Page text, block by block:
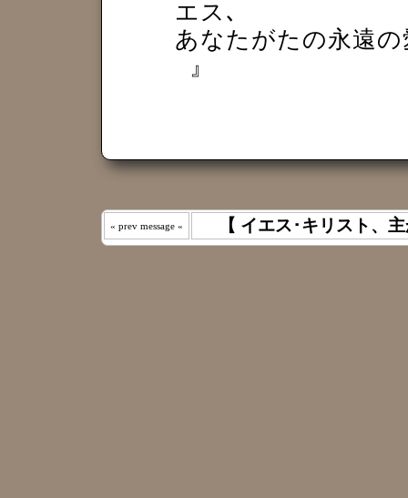
エス､
あなたがたの永遠
』
« prev message « 【 イエス･キリスト、